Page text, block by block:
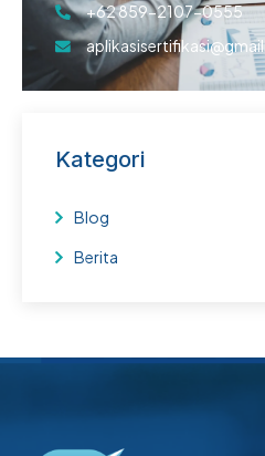
+62 859-2107-0555
aplikasisertifikasi@gmail.
Kategori
Blog
Berita